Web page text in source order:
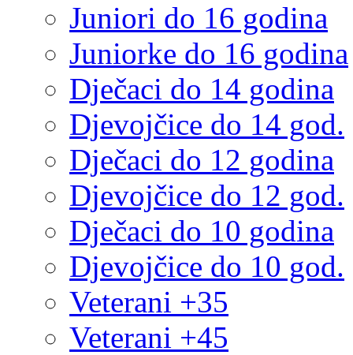
Juniori do 16 godina
Juniorke do 16 godina
Dječaci do 14 godina
Djevojčice do 14 god.
Dječaci do 12 godina
Djevojčice do 12 god.
Dječaci do 10 godina
Djevojčice do 10 god.
Veterani +35
Veterani +45